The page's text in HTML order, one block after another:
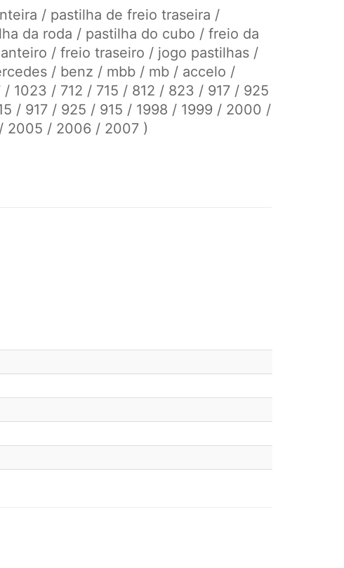
/ pastilha de freio traseira /
da roda / pastilha do cubo / freio da
/ freio traseiro / jogo pastilhas /
/ benz / mbb / mb / accelo /
1023 / 712 / 715 / 812 / 823 / 917 / 925
/ 917 / 925 / 915 / 1998 / 1999 / 2000 /
2005 / 2006 / 2007 )